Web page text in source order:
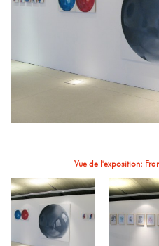
Vue de l'exposition:
Vue de l'exposition: Aurélie
Vue de
Vue de
Vue de
Vue de l'exposition: Aurélie
Vue de l'exposition: